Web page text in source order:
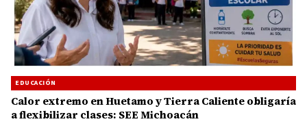
EDUCACIÓN
Calor extremo en Huetamo y Tierra Caliente obligaría
a flexibilizar clases: SEE Michoacán